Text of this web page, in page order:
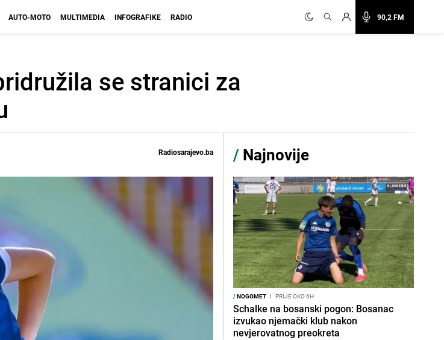
90,2 FM
AUTO-MOTO MULTIMEDIA INFOGRAFIKE RADIO
se stranici za
Radiosarajevo.ba / Najnovije
/NOGOMET I PRIJE OKO 6H
Schalke na bosanski pogon: Bosanac
izvukao njemački klub nakon
nevjerovatnog preokreta